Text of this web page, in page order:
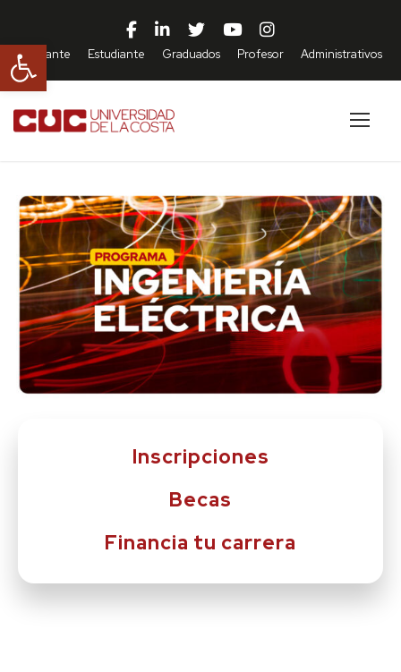
Abrir barra de herramientas
Aspirante Estudiante Graduados Profesor Administrativos
Inscripciones
Becas
Financia tu carrera